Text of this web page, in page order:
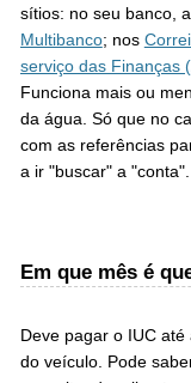
sítios: no seu banco,
Multibanco; nos
serviço das Finanças
Funciona mais ou
da água. Só que no
com as referências
a ir "buscar" a "conta".
Em que mês é
Deve pagar o IUC
do veículo. Pode